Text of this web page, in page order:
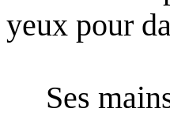
yeux pour
Ses